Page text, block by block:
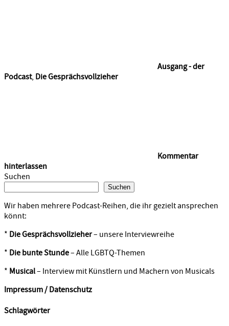
Ausgang - der
Podcast, Die Gesprächsvollzieher
Kommentar
hinterlassen
Suchen
Suchen
Wir haben mehrere Podcast-Reihen, die ihr gezielt ansprechen
könnt:
* Die Gesprächsvollzieher– unsere Interviewreihe
* Die bunte Stunde– Alle LGBTQ-Themen
* Musical– Interview mit Künstlern und Machern von Musicals
Impressum / Datenschutz
Schlagwörter